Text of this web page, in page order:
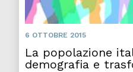
6 OTTOBRE 2015
La popolazione
demografia e